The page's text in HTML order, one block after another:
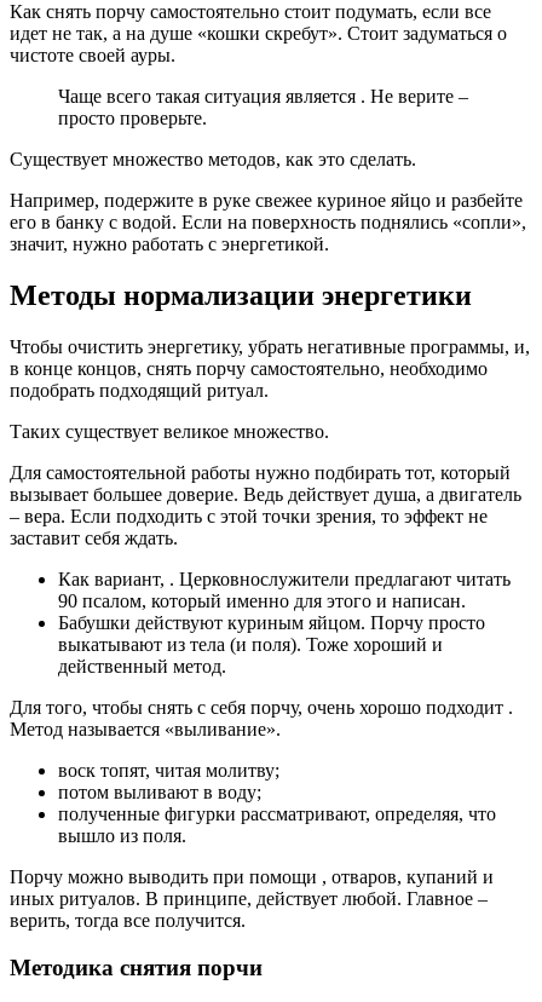
Как снять порчу самостоятельно стоит подумать, если все
идет не так, а на душе «кошки скребут». Стоит задуматься о
чистоте своей ауры.
Чаще всего такая ситуация является . Не верите –
просто проверьте.
Существует множество методов, как это сделать.
Например, подержите в руке свежее куриное яйцо и разбейте
его в банку с водой. Если на поверхность поднялись «сопли»,
значит, нужно работать с энергетикой.
Методы нормализации энергетики
Чтобы очистить энергетику, убрать негативные программы, и,
в конце концов, снять порчу самостоятельно, необходимо
подобрать подходящий ритуал.
Таких существует великое множество.
Для самостоятельной работы нужно подбирать тот, который
вызывает большее доверие. Ведь действует душа, а двигатель
– вера. Если подходить с этой точки зрения, то эффект не
заставит себя ждать.
Как вариант, . Церковнослужители предлагают читать
90 псалом, который именно для этого и написан.
Бабушки действуют куриным яйцом. Порчу просто
выкатывают из тела (и поля). Тоже хороший и
действенный метод.
Для того, чтобы снять с себя порчу, очень хорошо подходит .
Метод называется «выливание».
воск топят, читая молитву;
потом выливают в воду;
полученные фигурки рассматривают, определяя, что
вышло из поля.
Порчу можно выводить при помощи , отваров, купаний и
иных ритуалов. В принципе, действует любой. Главное –
верить, тогда все получится.
Методика снятия порчи